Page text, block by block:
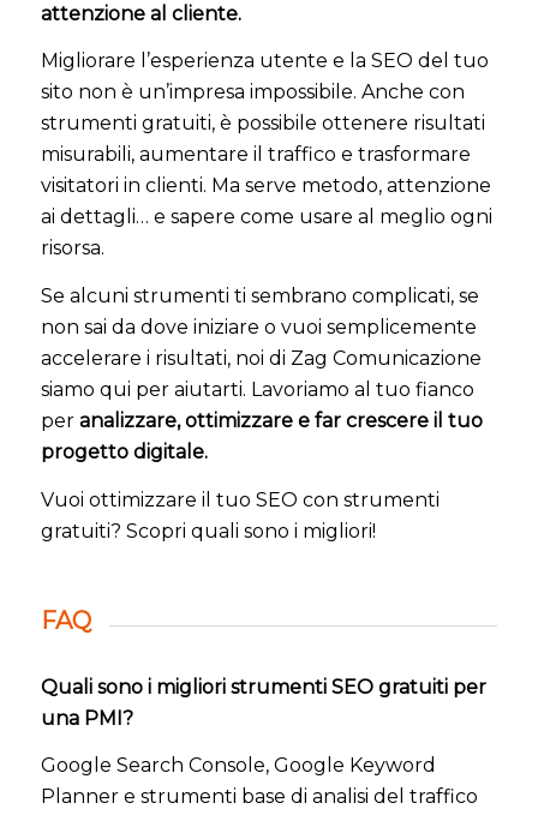
attenzione al cliente.
Migliorare l’esperienza utente e la SEO del tuo
sito non è un’impresa impossibile. Anche con
strumenti gratuiti, è possibile ottenere risultati
misurabili, aumentare il traffico e trasformare
visitatori in clienti. Ma serve metodo, attenzione
ai dettagli… e sapere come usare al meglio ogni
risorsa.
Se alcuni strumenti ti sembrano complicati, se
non sai da dove iniziare o vuoi semplicemente
accelerare i risultati, noi di Zag Comunicazione
siamo qui per aiutarti. Lavoriamo al tuo fianco
per analizzare, ottimizzare e far crescere il tuo
progetto digitale.
Vuoi ottimizzare il tuo SEO con strumenti
gratuiti? Scopri quali sono i migliori!
FAQ
Quali sono i migliori strumenti SEO gratuiti per
una PMI?
Google Search Console, Google Keyword
Planner e strumenti base di analisi del traffico